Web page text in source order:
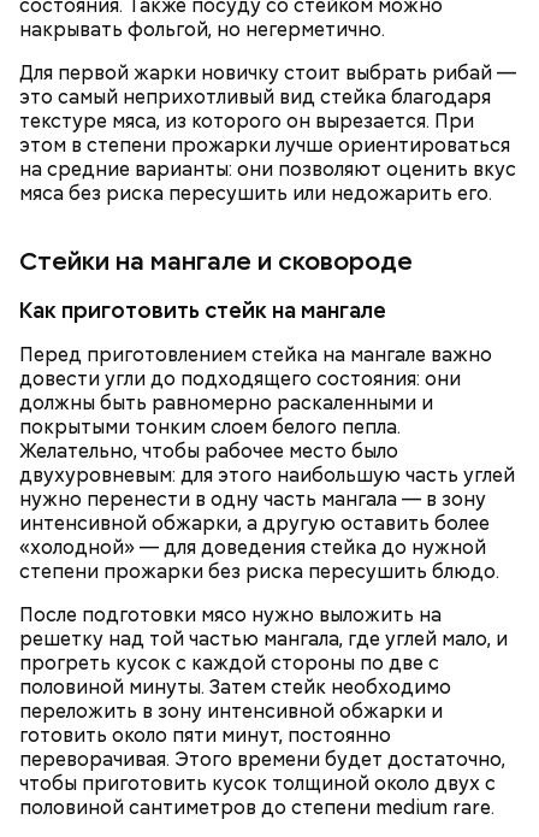
накрывать фольгой, но негерметично.
Для первой жарки новичку стоит выбрать рибай —
это самый неприхотливый вид стейка благодаря
текстуре мяса, из которого он вырезается. При
этом в степени прожарки лучше ориентироваться
на средние варианты: они позволяют оценить вкус
мяса без риска пересушить или недожарить его.
Стейки на мангале и сковороде
Как приготовить стейк на мангале
Перед приготовлением стейка на мангале важно
довести угли до подходящего состояния: они
должны быть равномерно раскаленными и
покрытыми тонким слоем белого пепла.
Желательно, чтобы рабочее место было
двухуровневым: для этого наибольшую часть углей
нужно перенести в одну часть мангала — в зону
интенсивной обжарки, а другую оставить более
«холодной» — для доведения стейка до нужной
степени прожарки без риска пересушить блюдо.
После подготовки мясо нужно выложить на
решетку над той частью мангала, где углей мало, и
прогреть кусок с каждой стороны по две с
половиной минуты. Затем стейк необходимо
переложить в зону интенсивной обжарки и
готовить около пяти минут, постоянно
переворачивая. Этого времени будет достаточно,
чтобы приготовить кусок толщиной около двух с
половиной сантиметров до степени medium rare.